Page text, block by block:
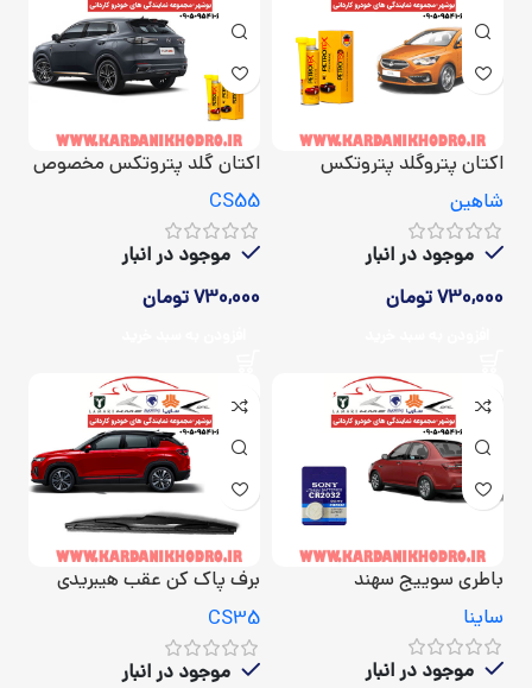
اکتان پتروگلد پتروتکس
خودرو شاهین
شاهین
موجود در انبار
730,000تومان
اکتان گلد پتروتکس مخصوص
چانگان CS55
CS55
موجود در انبار
730,000تومان
باطری سوییج سهند
ساینا
موجود در انبار
برف پاک کن عقب هیبریدی
CS35
CS35
موجود در انبار